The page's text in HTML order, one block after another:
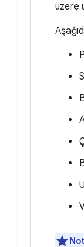
üzere